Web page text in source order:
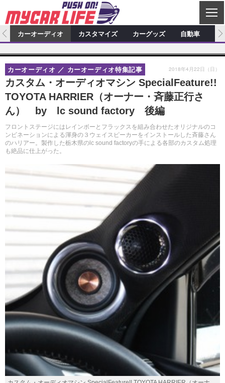
C
L
S
E
カーオーディオ
特集記事 新製品情報
プロショップ検索 ショップ訪問記
カーオーディオニュース デモカー製作記
その他
カスタマイズ
カスタマイズ特集記事 カスタマイズ新製品情報
カスタマイズニュース
カーグッズ
カーグッズ特集記事 カーグッズ新製品情報
カーグッズニュース
自動車
スクープ
カーオーディオ カスタマイズ カーグッズ 自動車
カスタム・オーディオマシン SpecialFeature!!
TOYOTA HARRIER（オーナー・斉藤正行さ
ん） by lc sound factory 後編
フロントステージにはレインボーとフラックスを組み合わせたオリジナルのコ
ンビネーションによる渾身の３ウェイスピーカーをインストールした斉藤さん
のハリアー。製作した栃木県のlc sound factoryの手による各部のカスタム処理
も絶品に仕上がった。
カーオーディオ カーオーディオ特集記事 2018年4月22日（日）